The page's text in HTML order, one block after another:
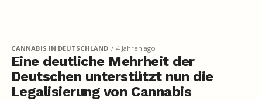
CANNABIS IN DEUTSCHLAND 4 Jahren ago
Eine deutliche Mehrheit der
Deutschen unterstützt nun die
Legalisierung von Cannabis